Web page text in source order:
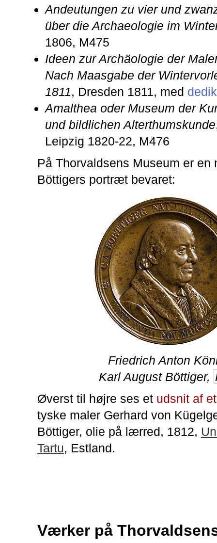
Andeutungen zu vier und
über die Archaeologie im
1806, M475
Ideen zur Archäologie der
Nach Maasgabe der
1811, Dresden 1811, med
Amalthea oder Museum der
und bildlichen Alterthumskunde
Leipzig 1820-22, M476
På Thorvaldsens Museum er en
Böttigers portræt bevaret:
Friedrich Anton
Karl August Böttiger,
Øverst til højre ses et udsnit af
tyske maler Gerhard von
Böttiger, olie på lærred, 1812,
Tartu, Estland.
Værker på